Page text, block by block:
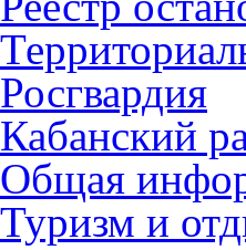
Росгвардия
Кабанский
Общая
Туризм и